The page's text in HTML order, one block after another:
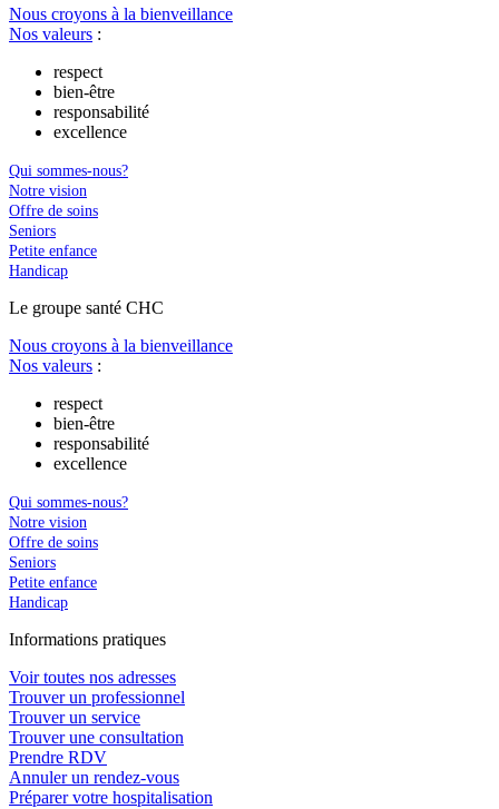
Nous croyons à la bienveillance
Nos valeurs :
respect
bien-être
responsabilité
excellence
Qui sommes-nous?
Notre vision
Offre de soins
Seniors
Petite enfance
Handicap
Le groupe santé CHC
Nous croyons à la bienveillance
Nos valeurs :
respect
bien-être
responsabilité
excellence
Qui sommes-nous?
Notre vision
Offre de soins
Seniors
Petite enfance
Handicap
Informations pratiques
Voir toutes nos adresses
Trouver un professionnel
Trouver un service
Trouver une consultation
Prendre RDV
Annuler un rendez-vous
Préparer votre hospitalisation